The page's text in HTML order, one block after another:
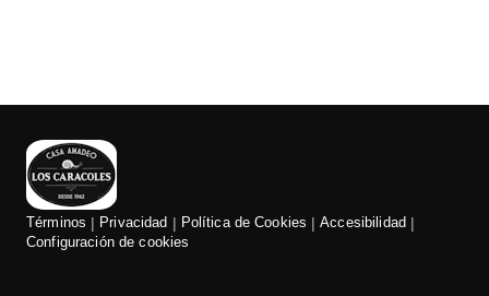
Términos Privacidad Política de Cookies
Accesibilidad
Configuración de cookies